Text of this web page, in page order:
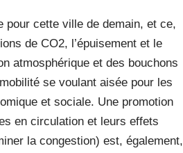
pour cette ville de demain, et ce,
de CO2, l’épuisement et le
atmosphérique et des bouchons
se voulant aisée pour les
et sociale. Une promotion
en circulation et leurs effets
la congestion) est, également,